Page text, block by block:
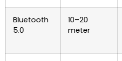
Bluetooth
5.0
10–20
meter